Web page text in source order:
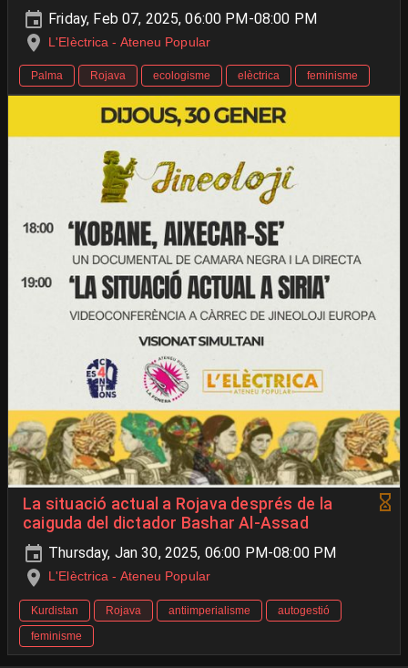
Friday, Feb 07, 2025, 06:00 PM-08:00 PM
L'Elèctrica - Ateneu Popular
Palma Rojava ecologisme elèctrica feminisme
La situació actual a Rojava després de la
caiguda del dictador Bashar Al-Assad
Thursday, Jan 30, 2025, 06:00 PM-08:00 PM
L'Elèctrica - Ateneu Popular
Kurdistan Rojava antiimperialisme
autogestió
feminisme